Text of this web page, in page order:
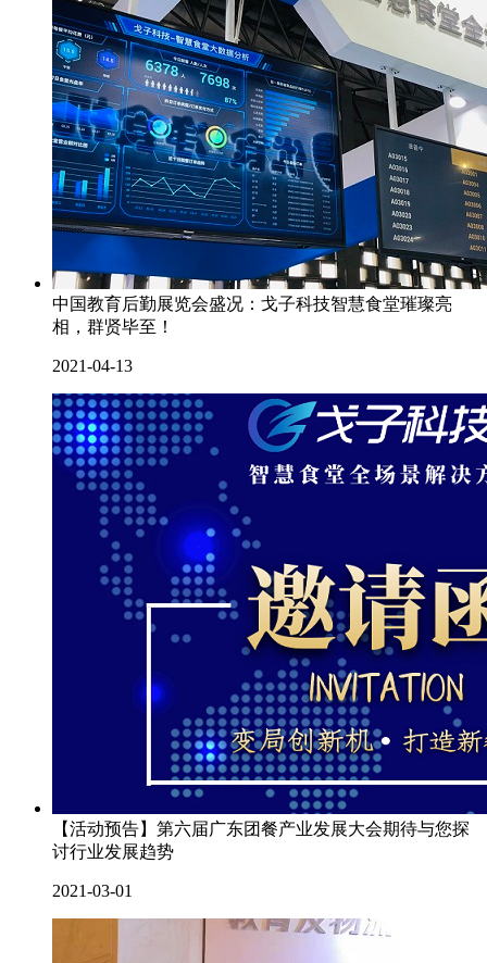
中国教育后勤展览会盛况：戈子科技智慧食堂璀璨亮
相，群贤毕至！
2021-04-13
【活动预告】第六届广东团餐产业发展大会期待与您探
讨行业发展趋势
2021-03-01